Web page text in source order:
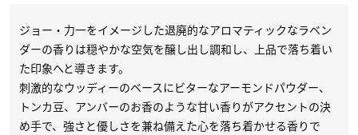
ジョー・力一をイメージした退廃的なアロマティックなラベン
ダーの香りは穏やかな空気を醸し出し調和し、上品で落ち着い
た印象へと導きます。
刺激的なウッディーのベースにビターなアーモンドパウダー、
トンカ豆、アンバーのお香のような甘い香りがアクセントの決
め手で、強さと優しさを兼ね備えた心を落ち着かせる香りで